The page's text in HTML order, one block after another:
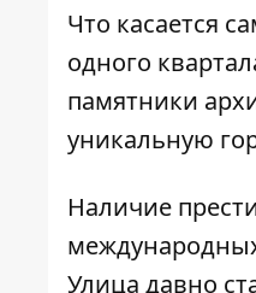
Что касается
одного
памятники
уникальную
Наличие
Улица давно